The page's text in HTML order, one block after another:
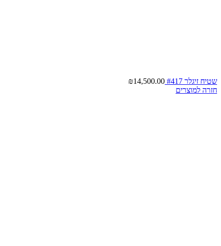
שטיח זיגלר #417 ₪14,500.00
חזרה למוצרים